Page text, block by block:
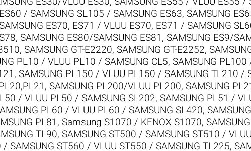
/ SAMSUNG SL105 / SAMSUNG ES63, SAMSUNG
ES70, ES71 / VLUU ES70, ES71 / SAMSUNG
, SAMSUNG ES80/SAMSUNG ES81 , SAMSUNG ES9/
, SAMSUNG GT-E2220, SAMSUNG GT-E2252,
PL10 / VLUU PL10 / SAMSUNG CL5, SAMSUNG
, SAMSUNG PL150 / VLUU PL150 / SAMSUNG TL210 /
, SAMSUNG PL200/VLUU PL200, SAMSUNG
/ VLUU PL50 / SAMSUNG SL202, SAMSUNG PL51 /
PL60 / VLUU PL60 / SAMSUNG SL420,
PL81 , Samsung S1070 / KENOX S1070,
TL90, SAMSUNG ST500 / SAMSUNG ST510 /
/ SAMSUNG ST560 / VLUU ST550 / SAMSUNG TL225,